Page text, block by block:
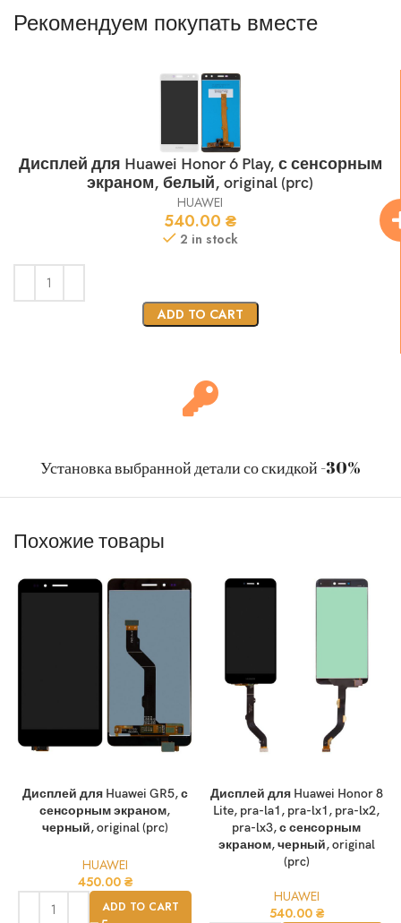
Рекомендуем покупать вместе
Дисплей для Huawei Honor 6 Play, с сенсорным
экраном, белый, original (prc)
HUAWEI
540.00 ₴
2 in stock
ADD TO CART
Установка выбранной детали со скидкой -30%
Похожие товары
Дисплей для Huawei GR5, с
сенсорным экраном,
черный, original (prc)
HUAWEI
450.00 ₴
ADD TO CART
Дисплей для Huawei Honor 8
Lite, pra-la1, pra-lx1, pra-lx2,
pra-lx3, с сенсорным
экраном, черный, original
(prc)
HUAWEI
540.00 ₴